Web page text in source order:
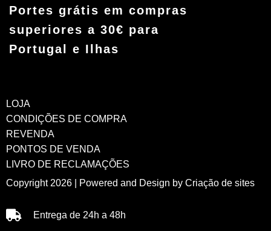
Portes grátis em compras
superiores a 30€ para
Portugal e Ilhas
LOJA
CONDIÇÕES DE COMPRA
REVENDA
PONTOS DE VENDA
LIVRO DE RECLAMAÇÕES
Copyright 2026 | Powered and Design by Criação de sites
Entrega de 24h a 48h